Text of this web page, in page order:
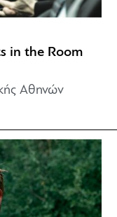
in the Room
Αθηνών